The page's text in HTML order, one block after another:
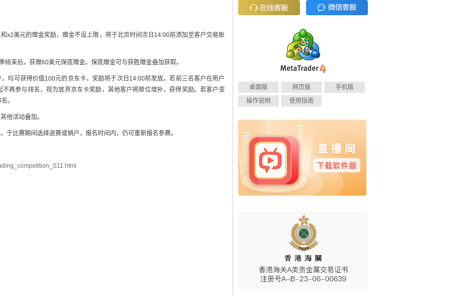
x2美元的赠金奖励，赠金不设上限，将于北京时间次日14:00前添加至客户交易账
束后，获赠60美元保底赠金。保底赠金可与获胜赠金叠加获取。
均可获得价值100元的京东卡，奖励将于次日14:00前发放。若前三名客户在用户
再参与排名，视为放弃京东卡奖励，其他客户将顺位增补，获得奖励。若客户变
。
他活动叠加。
于比赛期间选择退赛或销户，报名时间内，仍可重新报名参赛。
桌面版 网页版
手机版
操作说明
使用指南